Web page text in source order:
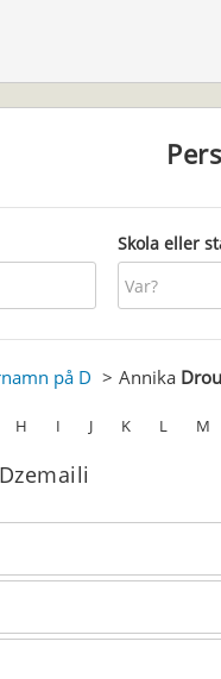
Skola eller
på D Annika
H I J K L M